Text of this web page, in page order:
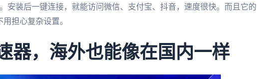
安装后一键连接，就能访问微信、支付宝、抖音，速度很快。而且它的
担心复杂设置。
器，海外也能像在国内一样